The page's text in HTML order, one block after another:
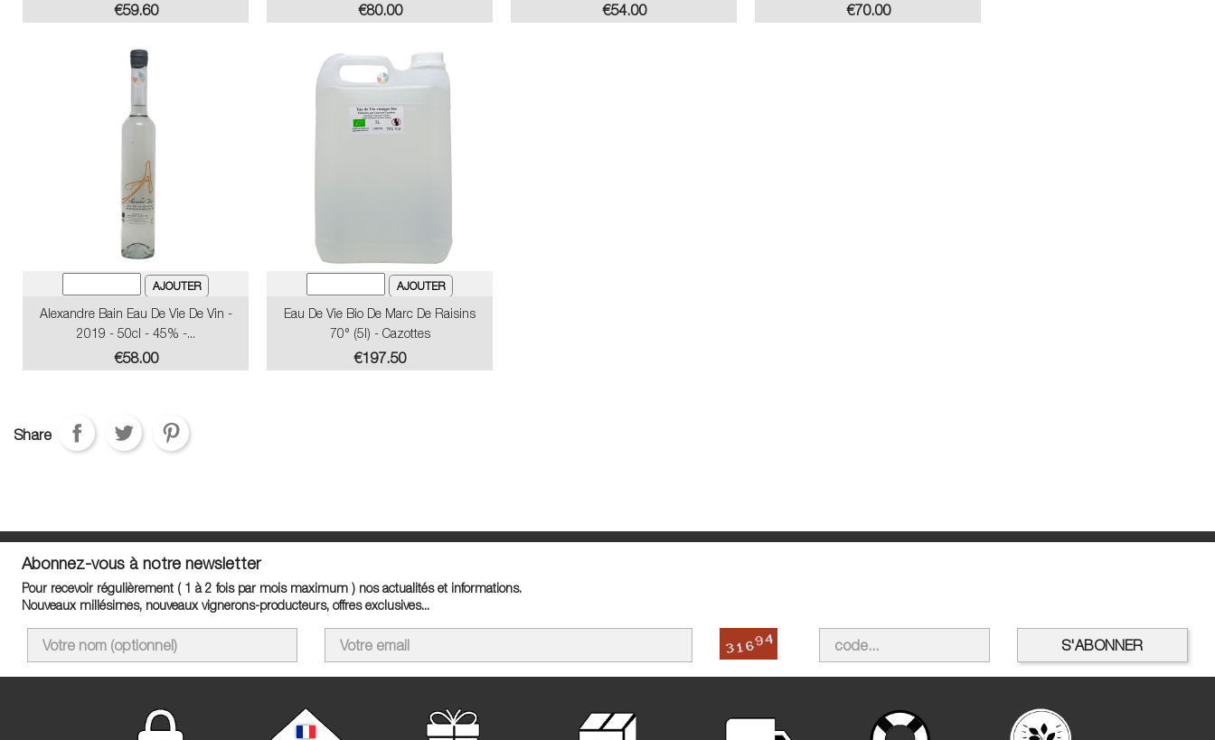
Price
€59.60 Price
€80.00 Price
€54.00 Price
€70.00
Alexandre Bain Eau De Vie De Vin -
2019 - 50cl - 45% -...
Price
€58.00
Eau De Vie Bio De Marc De Raisins
70° (5l) - Cazottes
Price
€197.50
Share
Abonnez-vous à notre newsletter
Pour recevoir régulièrement ( 1 à 2 fois par mois maximum ) nos actualités et informations.
Nouveaux millésimes, nouveaux vignerons-producteurs, offres exclusives...